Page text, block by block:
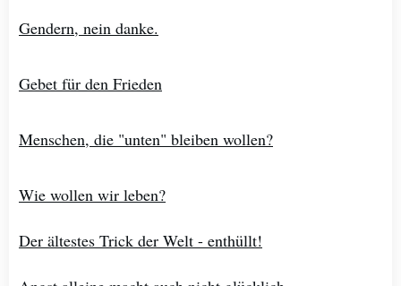
Gendern, nein danke.
Gebet für den Frieden
Menschen, die "unten" bleiben wollen?
Wie wollen wir leben?
Der ältestes Trick der Welt - enthüllt!